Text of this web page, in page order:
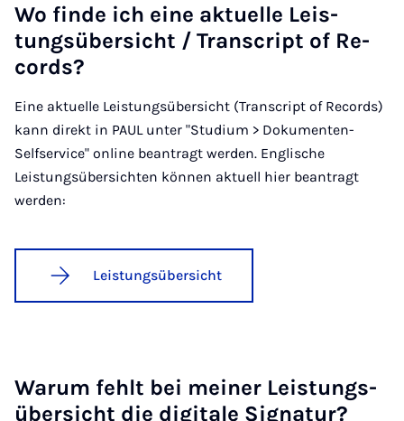
Wo fin­de ich ei­ne ak­tu­el­le Leis­
tungs­über­sicht / Tran­s­cript of Re­
cords?
Eine aktuelle Leistungsübersicht (Transcript of Records)
kann direkt in PAUL unter "Studium > Dokumenten-
Selfservice" online beantragt werden. Englische
Leistungsübersichten können aktuell hier beantragt
werden:
Leistungsübersicht
War­um fehlt bei mei­ner Leis­tungs­
über­sicht die di­gi­ta­le Si­gna­tur?